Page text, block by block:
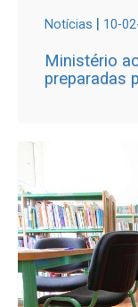
Notícias | 10-
Ministério
preparadas